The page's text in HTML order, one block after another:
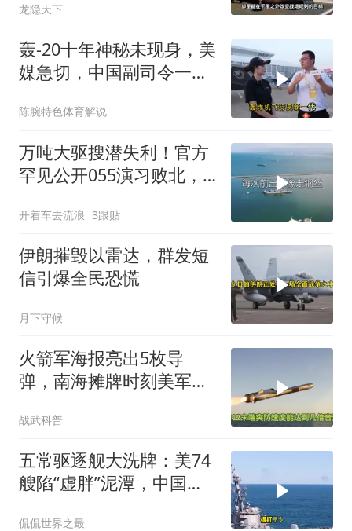
龙隐天下
轰-20十年神秘未现身，美
媒急切，中国副司令一句
陈腕特色体育解说
万吨大驱搜潜失利！官方
罕见公开055演习败北，
开着车去流浪 3跟贴
伊朗摧毁以雷达，群发短
信引爆全民恐慌
月下守候
火箭军海报亮出5枚导
弹，南海摊牌时刻美军拦
战武科普
五常驱逐舰大洗牌：美74
艘陷“虚胖”泥潭，中国数
侃侃世界之最